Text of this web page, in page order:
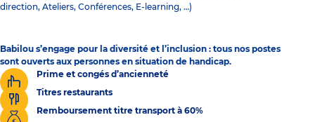
direction, Ateliers, Conférences, E-learning, …)
Babilou s’engage pour la diversité et l’inclusion : tous nos postes
sont ouverts aux personnes en situation de handicap.
Prime et congés d’ancienneté
Titres restaurants
Remboursement titre transport à 60%